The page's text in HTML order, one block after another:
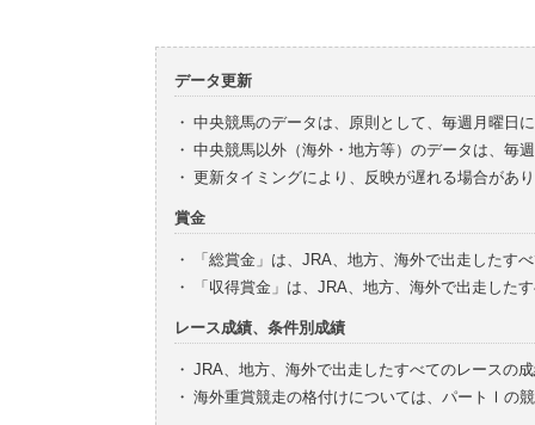
データ更新
・ 中央競馬のデータは、原則として、毎週月曜日
・ 中央競馬以外（海外・地方等）のデータは、毎
・ 更新タイミングにより、反映が遅れる場合があ
賞金
・
「総賞金」は、JRA、地方、海外で出走したす
・
「収得賞金」は、JRA、地方、海外で出走した
レース成績、条件別成績
・ JRA、地方、海外で出走したすべてのレースの
・ 海外重賞競走の格付けについては、パートⅠの